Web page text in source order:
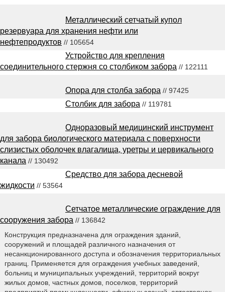
Металлический сетчатый купол
резервуара для хранения нефти или
нефтепродуктов // 105654
Устройство для крепления
соединительного стержня со столбиком забора // 122111
Опора для столба забора // 97425
Столбик для забора // 119781
Одноразовый медицинский инструмент
для забора биологического материала с поверхности
слизистых оболочек влагалища, уретры и цервикального
канала // 130492
Средство для забора десневой
жидкости // 53564
Сетчатое металлические ограждение для
сооружения забора // 136842
Конструкция предназначена для ограждения зданий,
сооружений и площадей различного назначения от
несанкционированного доступа и обозначения территориальных
границ. Применяется для ограждения учебных заведений,
больниц и муниципальных учреждений, территорий вокруг
жилых домов, частных домов, поселков, территорий